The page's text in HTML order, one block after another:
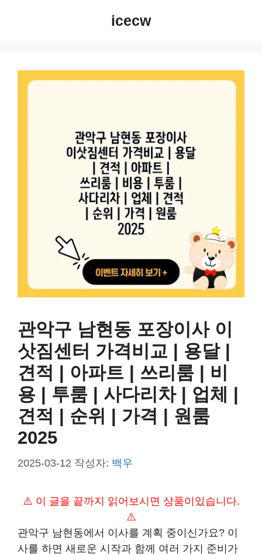
icecw
관악구 남현동 포장이사 이
삿짐센터 가격비교 | 용달 |
견적 | 아파트 | 쓰리룸 | 비
용 | 투룸 | 사다리차 | 업체 |
견적 | 순위 | 가격 | 원룸
2025
2025-03-12 작성자: 백우
⚠️ 이 글을 끝까지 읽어보시면 상품이있습니다.
⚠️
관악구 남현동에서 이사를 계획 중이신가요? 이
사를 하면 새로운 시작과 함께 여러 가지 준비가